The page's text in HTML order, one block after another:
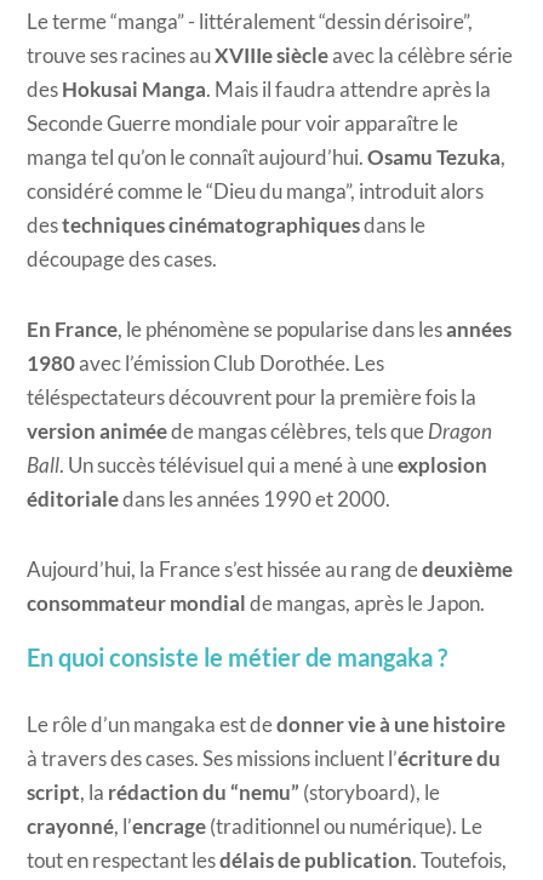
Le terme “manga” - littéralement “dessin dérisoire”,
trouve ses racines auXVIIIe siècleavec la célèbre série
des Hokusai Manga . Mais il faudra attendre après la
Seconde Guerre mondiale pour voir apparaître le
manga tel qu’on le connaît aujourd’hui.Osamu Tezuka
considéré comme le “Dieu du manga”, introduit alors
destechniques cinématographiquesdans le
découpage des cases.
En France , le phénomène se popularise dans lesannées
1980avec l’émission Club Dorothée. Les
téléspectateurs découvrent pour la première fois la
version animéede mangas célèbres, tels que Dragon
Ball . Un succès télévisuel qui a mené à uneexplosion
éditorialedans les années 1990 et 2000.
Aujourd’hui, la France s’est hissée au rang dedeuxième
consommateur mondialde mangas, après le Japon.
En quoi consiste le métier de mangaka ?
Le rôle d’un mangaka est dedonner vie à une histoire
à travers des cases. Ses missions incluent l’écriture du
script, la rédaction du “nemu” (storyboard), le
crayonné, l’encrage (traditionnel ou numérique). Le
tout en respectant lesdélais de publication. Toutefois,